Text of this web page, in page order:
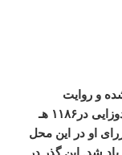
و روایت
در۱۱۸۶
هـ
او در این محل